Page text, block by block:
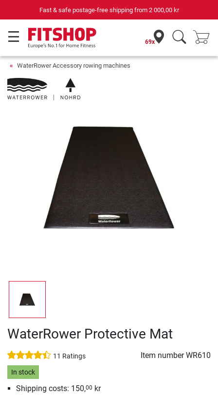
Fast & safe postage-free shipping from 2 000,00 kr
69x
WaterRower Accessory rowing machines
WaterRower Protective Mat
11 Ratings Item numberWR610
In stock
Shipping costs: 150,00 kr